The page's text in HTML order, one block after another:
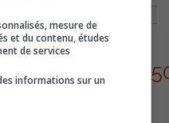
mesure de
et du contenu, études
de services
informations sur un